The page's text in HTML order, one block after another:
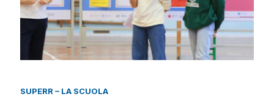
SUPERR – LA SCUOLA